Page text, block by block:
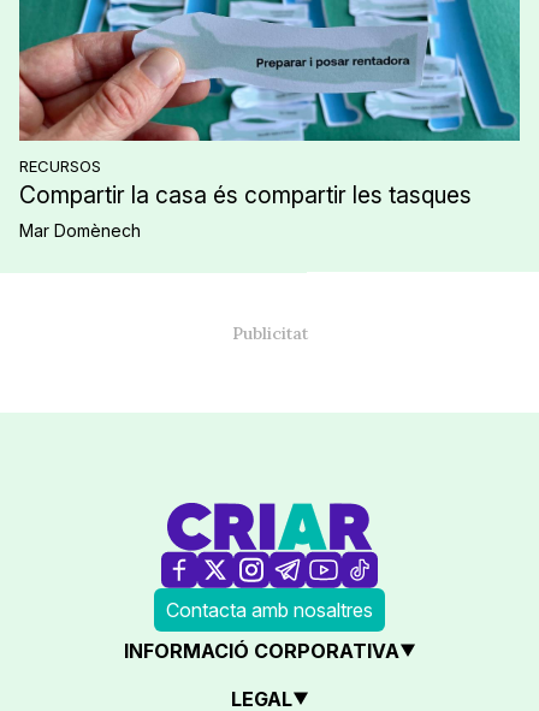
RECURSOS
Compartir la casa és compartir les tasques
Mar Domènech
Contacta amb nosaltres
INFORMACIÓ CORPORATIVA
LEGAL